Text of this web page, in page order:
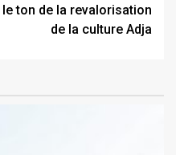
le ton de la revalorisation
de la culture Adja